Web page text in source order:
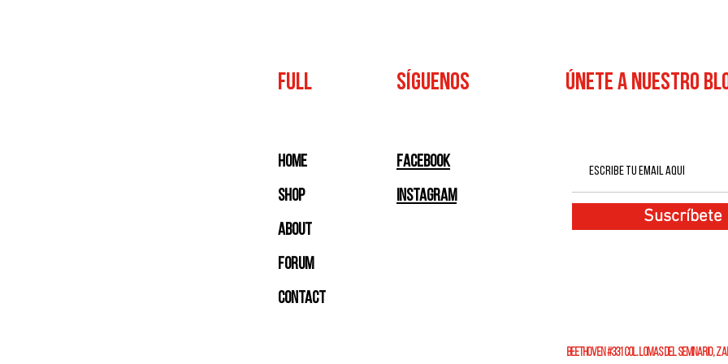
FULL SÍGUENOS ÚNETE A NUESTRO
Home
Shop
About
Forum
Contact
Facebook
Instagram
Suscríbete
BEETHOVEN #331 COL. LOMAS DEL SEMINARIO,